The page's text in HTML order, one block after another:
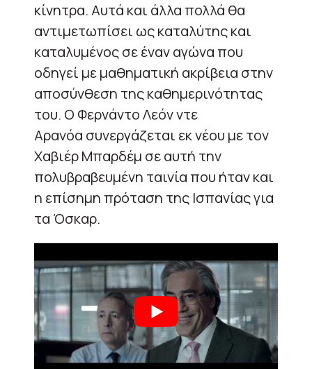
κίνητρα. Αυτά και άλλα πολλά θα
αντιμετωπίσει ως καταλύτης και
καταλυμένος σε έναν αγώνα που
οδηγεί με μαθηματική ακρίβεια στην
αποσύνθεση της καθημερινότητας
του. Ο Φερνάντο Λεόν ντε
Αρανόα συνεργάζεται εκ νέου με τον
Χαβιέρ Μπαρδέμ σε αυτή την
πολυβραβευμένη ταινία που ήταν και
η επίσημη πρόταση της Ισπανίας για
τα Όσκαρ.